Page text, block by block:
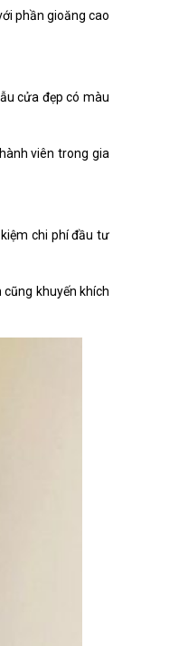
phần gioăng cao
cửa đẹp có màu
viên trong gia
chi phí đầu tư
khuyến khích